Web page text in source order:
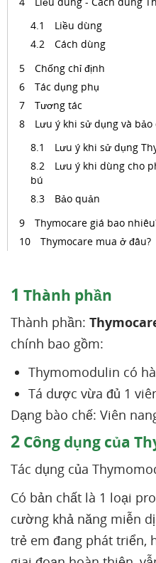
Liều dùng
Cách dùng
Chống chỉ định
Tác dụng phụ
Tương tác
Lưu ý khi sử dụng và bảo
Lưu ý khi sử dụng
Lưu ý khi dùng cho
bú
Bảo quản
Thymocare giá bao
Thymocare mua ở đâu?
1 Thành phần
Thành phần:
chính bao gồm:
Thymomodulin có
Tá dược vừa đủ 1
Dạng bào chế: Viên
2 Công dụng của
Tác dụng của
Có bản chất là 1 loại
cường khả năng miễn
trẻ em đang phát triển,